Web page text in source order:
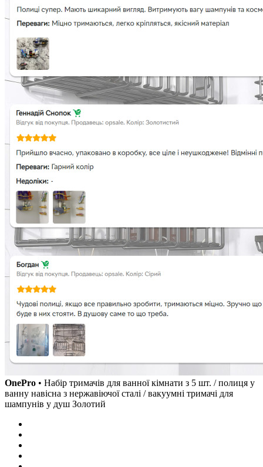
OnePro • Набір тримачів для ванної кімнати з 5 шт. / полиця у
ванну навісна з нержавіючої сталі / вакуумні тримачі для
шампунів у душ Золотий